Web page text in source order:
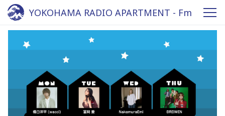
YOKOHAMA RADIO APARTMENT - Fm
yokohama 84.7